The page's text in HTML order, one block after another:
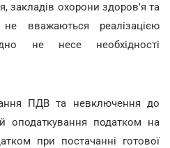
закладів охорони здоров'я та
вважаються реалізацією
не несе необхідності
ПДВ та невключення до
оподаткування податком на
при постачанні готової